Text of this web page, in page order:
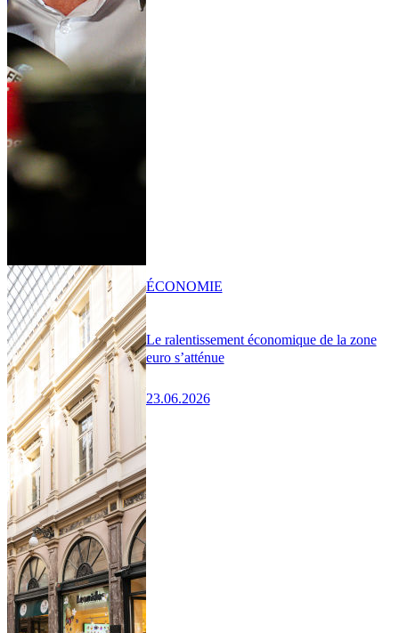
Le ralentissement économique de la zone
euro s’atténue
23.06.2026
ÉCONOMIE